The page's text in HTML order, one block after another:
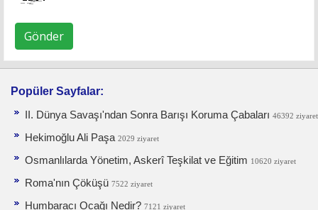
Gönder
Popüler Sayfalar:
II. Dünya Savaşı'ndan Sonra Barışı Koruma Ça­baları 46392 ziyaret
Hekimoğlu Ali Paşa 2029 ziyaret
Osmanlılarda Yönetim, Askerî Teşkilat ve Eğitim 10620 ziyaret
Roma'nın Çöküşü 7522 ziyaret
Humbaracı Ocağı Nedir? 7121 ziyaret